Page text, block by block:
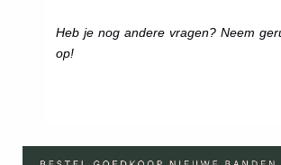
Heb je nog andere vragen? Neem
op!